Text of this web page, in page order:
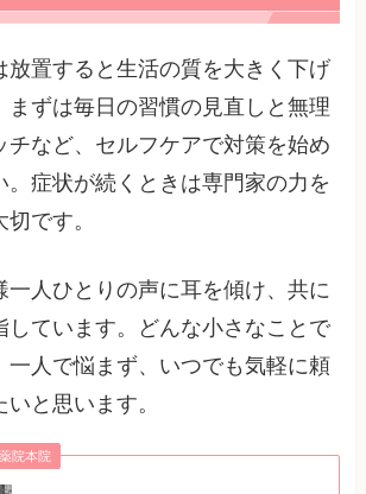
放置すると生活の質を大きく下げ
まずは毎日の習慣の見直しと無理
チなど、セルフケアで対策を始め
。症状が続くときは専門家の力を
です。
一人ひとりの声に耳を傾け、共に
しています。どんな小さなことで
一人で悩まず、いつでも気軽に頼
と思います。
院本院